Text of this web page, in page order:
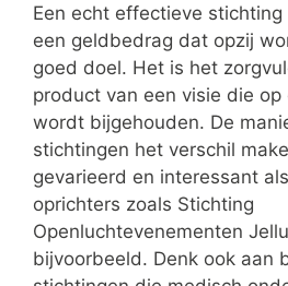
Een echt effectieve
een geldbedrag dat opzij
goed doel. Het is het
product van een visie die
wordt bijgehouden. De
stichtingen het verschil
gevarieerd en interessant
oprichters zoals Stichting
Openluchtevenementen
bijvoorbeeld. Denk ook aan